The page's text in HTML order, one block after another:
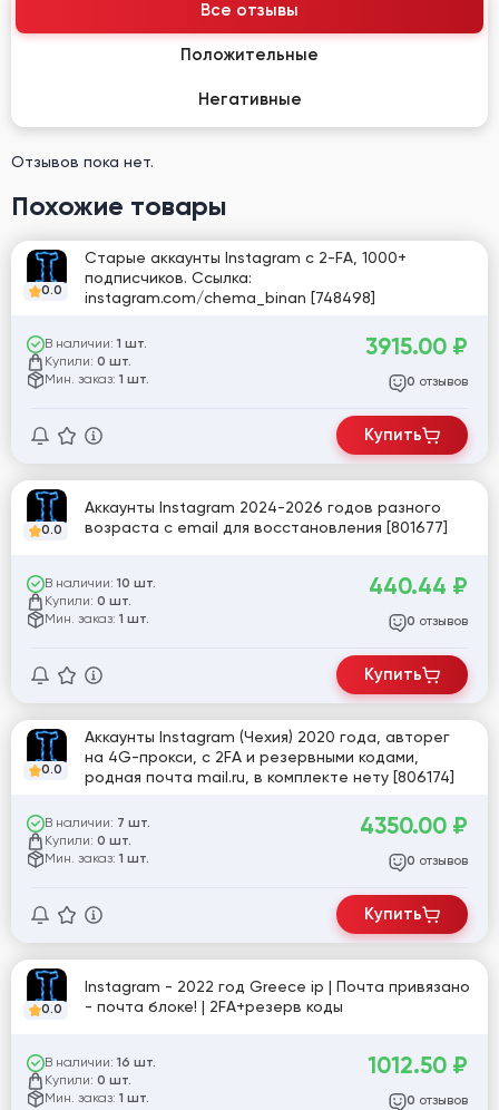
Все отзывы
Положительные
Негативные
Отзывов пока нет.
Похожие товары
0.0
Старые аккаунты Instagram с 2-FA, 1000+
подписчиков. Ссылка:
instagram.com/chema_binan [748498]
В наличии: 1 шт.
Купили: 0 шт.
Мин. заказ: 1 шт.
3915.00 ₽
0 отзывов
Купить
0.0
Аккаунты Instagram 2024-2026 годов разного
возраста с email для восстановления [801677]
В наличии: 10 шт.
Купили: 0 шт.
Мин. заказ: 1 шт.
440.44 ₽
0 отзывов
Купить
0.0
Аккаунты Instagram (Чехия) 2020 года, авторег
на 4G-прокси, с 2FA и резервными кодами,
родная почта mail.ru, в комплекте нету [806174]
В наличии: 7 шт.
Купили: 0 шт.
Мин. заказ: 1 шт.
4350.00 ₽
0 отзывов
Купить
0.0
Instagram - 2022 год Greece ip | Почта привязано
- почта блоке! | 2FA+резерв коды
В наличии: 16 шт.
Купили: 0 шт.
Мин. заказ: 1 шт.
1012.50 ₽
0 отзывов